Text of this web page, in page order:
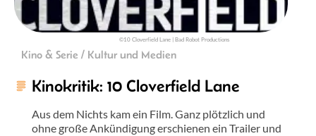
©10 Cloverfield Lane | Bad Robot Productions
Kino & Serie / Kultur und Medien
Kinokritik: 10 Cloverfield Lane
Aus dem Nichts kam ein Film. Ganz plötzlich und
ohne große Ankündigung erschienen ein Trailer und